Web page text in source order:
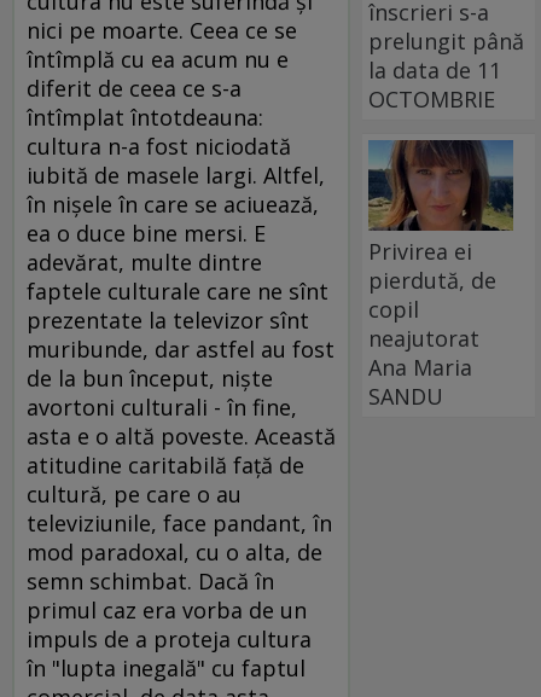
nici pe moarte. Ceea ce se
întîmplă cu ea acum nu e
diferit de ceea ce s-a
întîmplat întotdeauna:
cultura n-a fost niciodată
iubită de masele largi. Altfel,
în nişele în care se aciuează,
ea o duce bine mersi. E
adevărat, multe dintre
faptele culturale care ne sînt
prezentate la televizor sînt
muribunde, dar astfel au fost
de la bun început, nişte
avortoni culturali - în fine,
asta e o altă poveste. Această
atitudine caritabilă faţă de
cultură, pe care o au
televiziunile, face pandant, în
mod paradoxal, cu o alta, de
semn schimbat. Dacă în
primul caz era vorba de un
impuls de a proteja cultura
în "lupta inegală" cu faptul
înscrieri s-a
prelungit până
la data de 11
OCTOMBRIE
Privirea ei
pierdută, de
copil
neajutorat
Ana Maria
SANDU